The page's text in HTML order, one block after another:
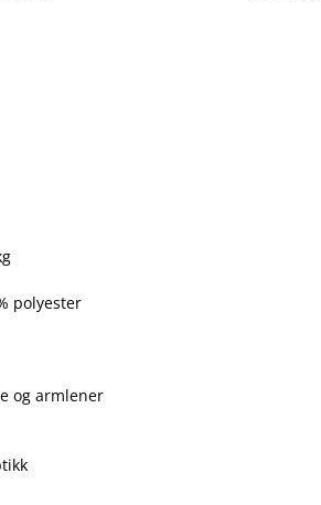
polyester
og armlener